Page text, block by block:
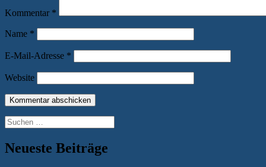
Kommentar *
Name *
E-Mail-Adresse *
Website
Suchen
nach:
Neueste Beiträge